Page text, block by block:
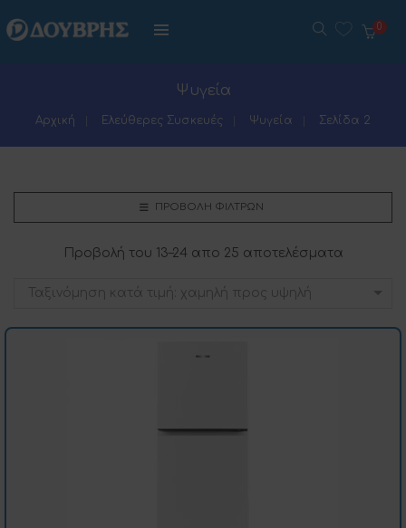
Ψυγεία
Αρχική Ελεύθερες Συσκευές Ψυγεία Σελίδα 2
ΠΡΟΒΟΛΉ ΦΊΛΤΡΩΝ
Προβολή του 13–24 απο 25 αποτελέσματα
Ταξινόμηση κατά τιμή: χαμηλή προς υψηλή